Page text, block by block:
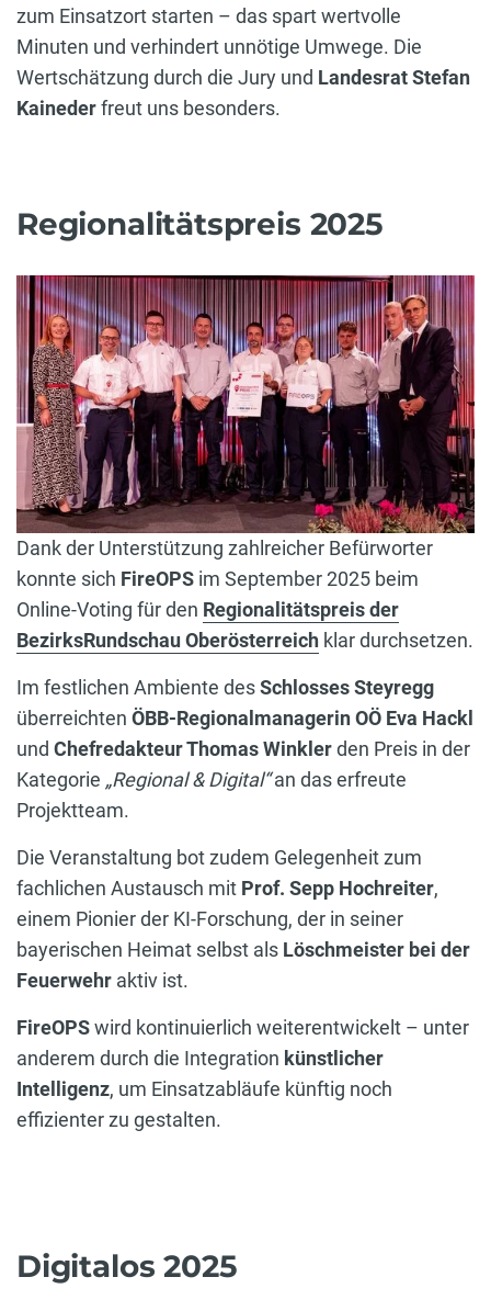
zum Einsatzort starten – das spart wertvolle
Minuten und verhindert unnötige Umwege. Die
Wertschätzung durch die Jury und Landesrat Stefan
Kainederfreut uns besonders.
Regionalitätspreis 2025
Dank der Unterstützung zahlreicher Befürworter
konnte sich FireOPS im September 2025 beim
Online-Voting für den Regionalitätspreis der
BezirksRundschau Oberösterreich klar durchsetzen.
Im festlichen Ambiente desSchlosses Steyregg
überreichten ÖBB-Regionalmanagerin OÖ Eva Hackl
und Chefredakteur Thomas Winklerden Preis in der
Kategorie „Regional & Digital“an das erfreute
Projektteam.
Die Veranstaltung bot zudem Gelegenheit zum
fachlichen Austausch mit Prof. Sepp Hochreiter,
einem Pionier der KI-Forschung, der in seiner
bayerischen Heimat selbst als Löschmeister bei der
Feuerwehr aktiv ist.
FireOPSwird kontinuierlich weiterentwickelt – unter
anderem durch die Integration künstlicher
Intelligenz, um Einsatzabläufe künftig noch
effizienter zu gestalten.
Digitalos 2025